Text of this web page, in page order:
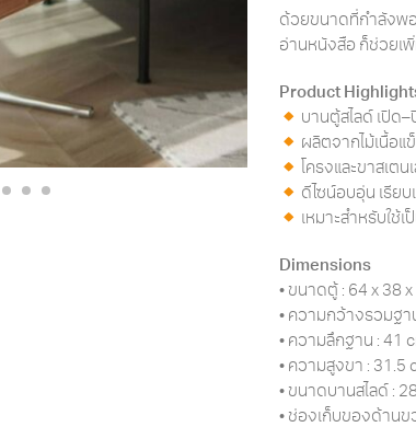
ด้วยขนาดที่กำลังพอ
อ่านหนังสือ ก็ช่วยเ
Product
บานตู้สไลด์ เปิด
ผลิตจากไม้เนื้อแ
โครงและขาสเต
ดีไซน์อบอุ่น เรียบ
เหมาะสำหรับใช้
Dimensions
• ขนาดตู้ : 64 x 38 x
• ความกว้างรวมฐา
• ความลึกฐาน : 41
• ความสูงขา : 31.5
• ขนาดบานสไลด์ :
• ช่องเก็บของด้านข